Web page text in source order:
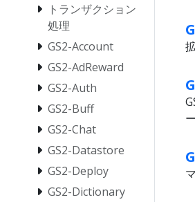
トランザクション
処理
GS2-Account
GS2-AdReward
GS2-Auth
GS2-Buff
GS2-Chat
GS2-Datastore
GS2-Deploy
GS2-Dictionary